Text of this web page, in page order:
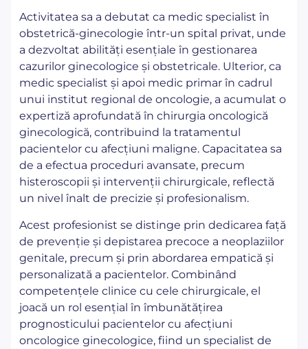
Activitatea sa a debutat ca medic specialist în
obstetrică-ginecologie într-un spital privat, unde
a dezvoltat abilități esențiale în gestionarea
cazurilor ginecologice și obstetricale. Ulterior, ca
medic specialist și apoi medic primar în cadrul
unui institut regional de oncologie, a acumulat o
expertiză aprofundată în chirurgia oncologică
ginecologică, contribuind la tratamentul
pacientelor cu afecțiuni maligne. Capacitatea sa
de a efectua proceduri avansate, precum
histeroscopii și intervenții chirurgicale, reflectă
un nivel înalt de precizie și profesionalism.
Acest profesionist se distinge prin dedicarea față
de prevenție și depistarea precoce a neoplaziilor
genitale, precum și prin abordarea empatică și
personalizată a pacientelor. Combinând
competențele clinice cu cele chirurgicale, el
joacă un rol esențial în îmbunătățirea
prognosticului pacientelor cu afecțiuni
oncologice ginecologice, fiind un specialist de